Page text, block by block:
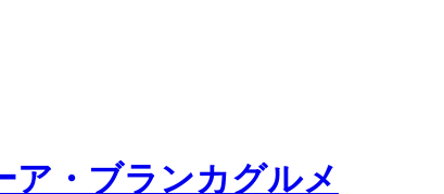
ア・ブランカグルメ